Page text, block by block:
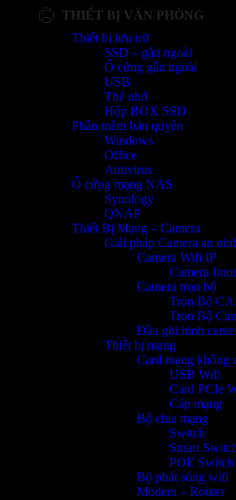
THIẾT BỊ VĂN PHÒNG
Thiết bị lưu trữ
SSD – gắn ngoài
Ổ cứng gắn ngoài
USB
Thẻ nhớ
Hộp BOX SSD
Phần mềm bản quyền
Windows
Office
Antivirus
Ổ cứng mạng NAS
Synology
QNAP
Thiết Bị Mạng – Camera
Giải pháp Camera an
Camera Wifi IP
Camera
Camera trọn bộ
Trọn Bộ
Trọn Bộ
Đầu ghi hình
Thiết bị mạng
Card mạng không
USB Wifi
Card PCIe
Cáp mạng
Bộ chia mạng
Switch
Smart
POE Switch
Bộ phát sóng wifi
Modem – Router